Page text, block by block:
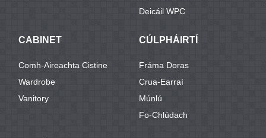
Deicáil WPC
CABINET
Comh-Aireachta Cistine
Wardrobe
Vanitory
CÚLPHÁIRTÍ
Fráma Doras
Crua-Earraí
Múnlú
Fo-Chlúdach